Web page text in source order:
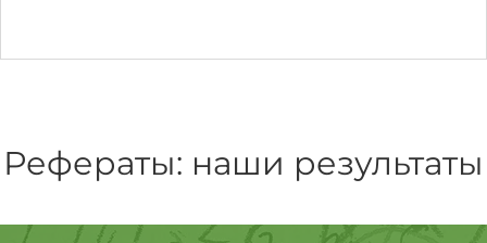
Рефераты: наши результаты